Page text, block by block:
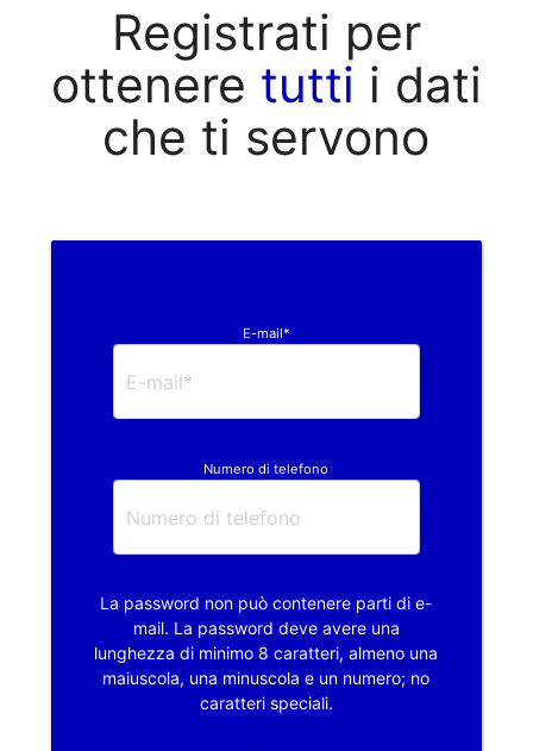
Registrati per
ottenere tutti i dati
che ti servono
E-mail*
Numero di telefono
La password non può contenere parti di e-
mail. La password deve avere una
lunghezza di minimo 8 caratteri, almeno una
maiuscola, una minuscola e un numero; no
caratteri speciali.